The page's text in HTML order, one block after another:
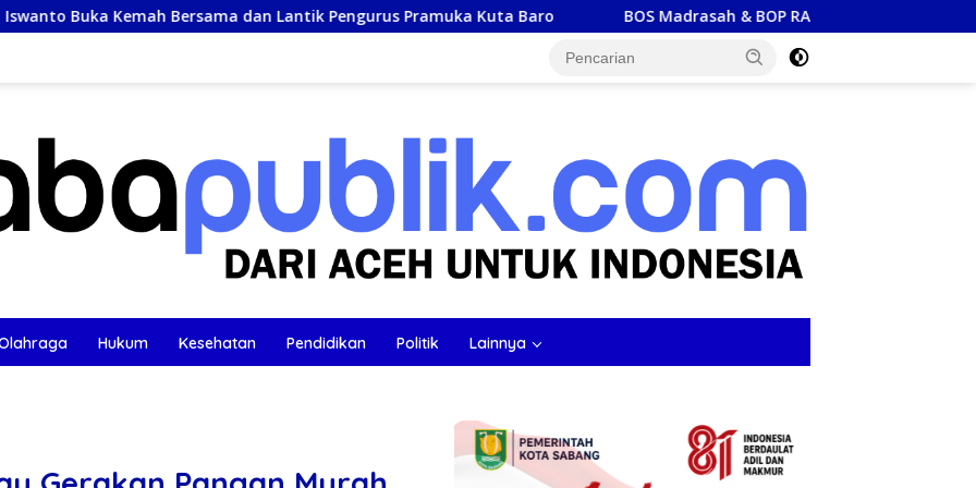
dan Lantik Pengurus Pramuka Kuta Baro BOS Madrasah & BOP RA Tahap II Rp4,1 Triliun Segera Cair, Cek
Hukum Kesehatan Pendidikan Politik Lainnya